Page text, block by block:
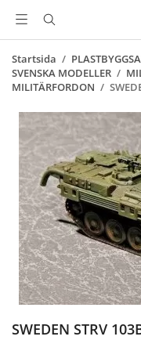
Startsida /
SVENSKA MODELLER /
MILITÄRFORDON /
SWEDEN STRV